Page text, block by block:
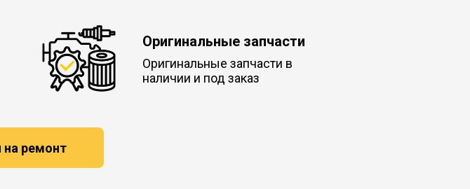
на ремонт
Оригинальные запчасти
Оригинальные запчасти в
наличии и под заказ